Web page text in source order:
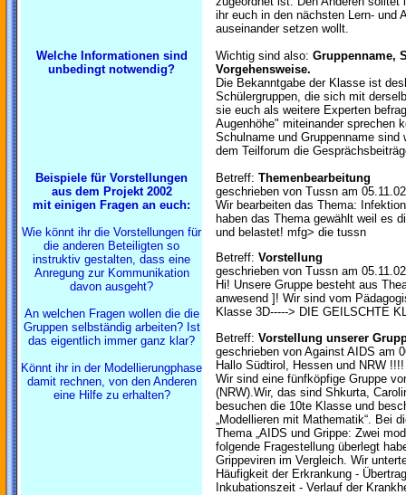
ihr euch in den nächsten Lern- und
auseinander setzen wollt.
Welche Informationen sind
unbedingt notwendig?
Wichtig sind also: Gruppenname,
Vorgehensweise.
Die Bekanntgabe der Klasse ist
Schülergruppen, die sich mit
sie euch als weitere Experten
Augenhöhe" miteinander sprechen
Schulname und Gruppenname
dem Teilforum die
Beispiele für Vorstellungen
aus dem Projekt 2002
mit einigen Fragen an euch:
Wie könnt ihr die Vorstellungen für
die anderen Beteiligten so
instruktiv gestalten, dass eine
Anregung zur Kommunikation
davon ausgeht?
An welchen Fragen wollen die die
Gruppen selbständig arbeiten? Ist
das eigentlich immer ganz klar?
Könnt ihr in der Modellierungphase
damit rechnen, von den Anderen
eine Hilfe zu erhalten?
Betreff: Themenbearbeitung
geschrieben von Tussn am
Wir bearbeiten das Thema:
haben das Thema gewählt weil es
und belastet! mfg> die tussn
Betreff: Vorstellung
geschrieben von Tussn am
Hi! Unsere Gruppe besteht aus
anwesend ]! Wir sind vom
Klasse 3D-----> DIE GEILSCHTE
Betreff: Vorstellung unserer
geschrieben von Against AIDS am
Hallo Südtirol, Hessen und NRW !!!!
Wir sind eine fünfköpfige Gruppe
(NRW).Wir, das sind Shkurta,
besuchen die 10te Klasse und
„Modellieren mit Mathematik“. Bei
Thema „AIDS und Grippe: Zwei
folgende Fragestellung überlegt
Grippeviren im Vergleich. Wir
Häufigkeit der Erkrankung -
Inkubationszeit - Verlauf der